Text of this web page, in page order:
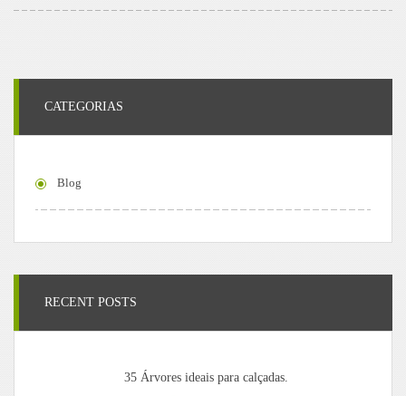
CATEGORIAS
Blog
RECENT POSTS
35 Árvores ideais para calçadas.